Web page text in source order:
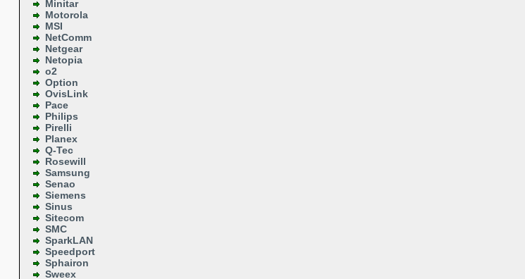
Minitar
Motorola
MSI
NetComm
Netgear
Netopia
o2
Option
OvisLink
Pace
Philips
Pirelli
Planex
Q-Tec
Rosewill
Samsung
Senao
Siemens
Sinus
Sitecom
SMC
SparkLAN
Speedport
Sphairon
Sweex